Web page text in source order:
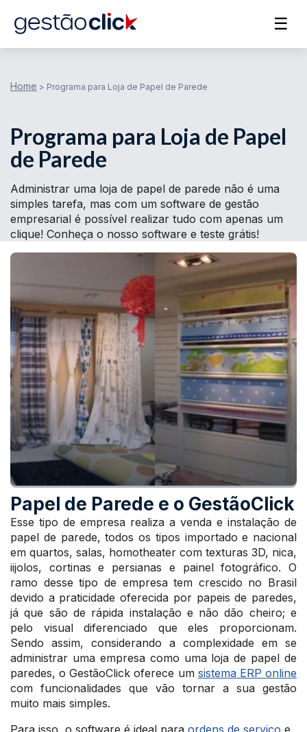
☰
Home > Programa para Loja de Papel de Parede
Programa para Loja de Papel
de Parede
Administrar uma loja de papel de parede não é uma
simples tarefa, mas com um software de gestão
empresarial é possível realizar tudo com apenas um
clique! Conheça o nosso software e teste grátis!
Papel de Parede e o GestãoClick
Esse tipo de empresa realiza a venda e instalação de
papel de parede, todos os tipos importado e nacional
em quartos, salas, homotheater com texturas 3D, nica,
iijolos, cortinas e persianas e painel fotográfico. O
ramo desse tipo de empresa tem crescido no Brasil
devido a praticidade oferecida por papeis de paredes,
já que são de rápida instalação e não dão cheiro; e
pelo visual diferenciado que eles proporcionam.
Sendo assim, considerando a complexidade em se
administrar uma empresa como uma loja de papel de
paredes, o GestãoClick oferece um sistema ERP online
com funcionalidades que vão tornar a sua gestão
muito mais simples.
Para isso, o software é ideal para ordens de serviço e